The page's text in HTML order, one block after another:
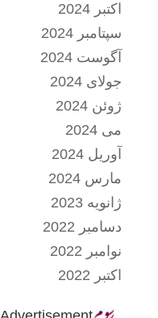
اکتبر 2024
سپتامبر 2024
آگوست 2024
جولای 2024
ژوئن 2024
می 2024
آوریل 2024
مارس 2024
ژانویه 2023
دسامبر 2022
نوامبر 2022
اکتبر 2022